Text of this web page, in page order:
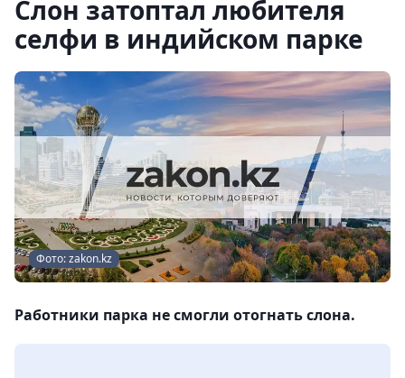
Слон затоптал любителя
селфи в индийском парке
Фото: zakon.kz
Работники парка не смогли отогнать слона.